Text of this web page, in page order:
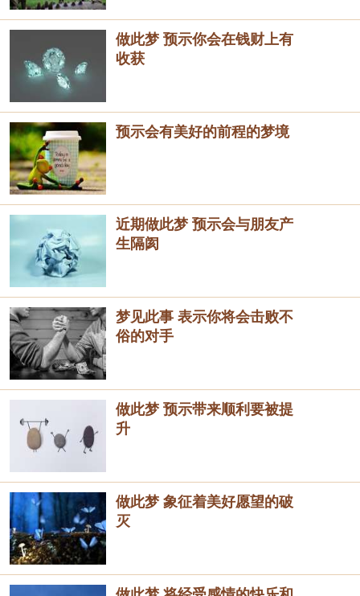
做此梦 预示你会在钱财上有
收获
预示会有美好的前程的梦境
近期做此梦 预示会与朋友产
生隔阂
梦见此事 表示你将会击败不
俗的对手
做此梦 预示带来顺利要被提
升
做此梦 象征着美好愿望的破
灭